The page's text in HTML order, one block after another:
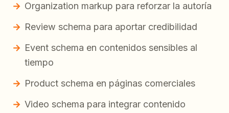
Organization markup para reforzar la autoría
Review schema para aportar credibilidad
Event schema en contenidos sensibles al
tiempo
Product schema en páginas comerciales
Video schema para integrar contenido